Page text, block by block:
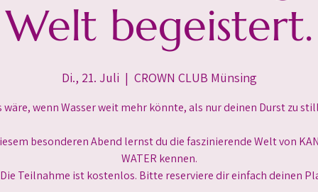
Welt begeistert.
Di., 21. Juli
  |
CROWN CLUB Münsing
wäre, wenn Wasser weit mehr könnte, als nur deinen Durst zu
besonderen Abend lernst du die faszinierende Welt von
WATER kennen.
Teilnahme ist kostenlos. Bitte reserviere dir einfach deinen